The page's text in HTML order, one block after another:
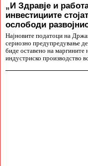
„И Здравје и
инвестициите
ослободи
Најновите податоци на
сериозно предупредување
биде оставено на маргините
индустриско производство